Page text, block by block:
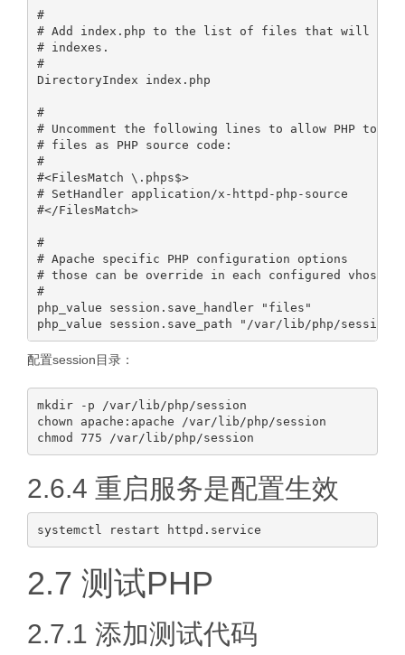
#
# Add index.php to the list of files that will be
# indexes.
#
DirectoryIndex index.php
#
# Uncomment the following lines to allow PHP to
# files as PHP source code:
#
#<FilesMatch \.phps$>
# SetHandler application/x-httpd-php-source
#</FilesMatch>
#
# Apache specific PHP configuration options
# those can be override in each configured vhost
#
php_value session.save_handler "files"
配置session目录：
mkdir -p /var/lib/php/session
chown apache:apache /var/lib/php/session
2.6.4 重启服务是配置生效
2.7 测试PHP
2.7.1 添加测试代码